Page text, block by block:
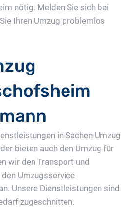
nötig. Melden Sie sich bei
Ihren Umzug problemlos
in Sachen Umzug
bieten auch den Umzug für
wir den Transport und
Umzugsservice
Unsere Dienstleistungen sind
zugeschnitten.